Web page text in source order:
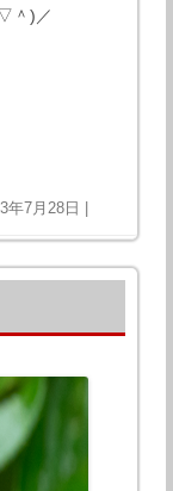
＾)／
年7月28日